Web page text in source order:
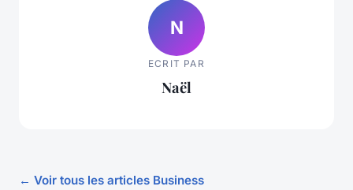
N
ECRIT PAR
Naël
← Voir tous les articles Business